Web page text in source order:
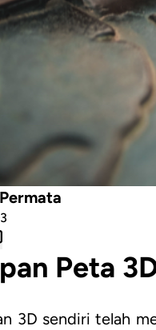
Peta
3D sendiri telah